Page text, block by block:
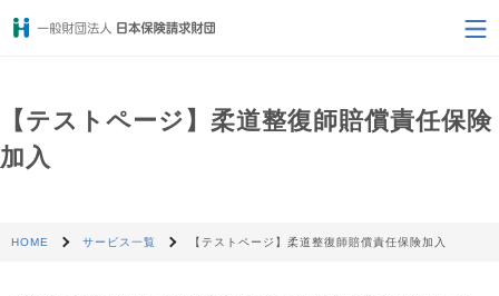
【テストページ】柔道整復師賠償責任保険
加⼊
HOME サービス一覧 【テストページ】柔道整復師賠償責任保険加⼊